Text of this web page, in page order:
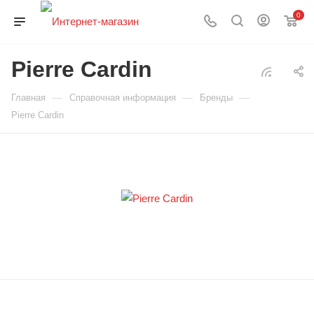
0
Pierre Cardin
Главная — Справочная информация — Бренды —
Pierre Cardin